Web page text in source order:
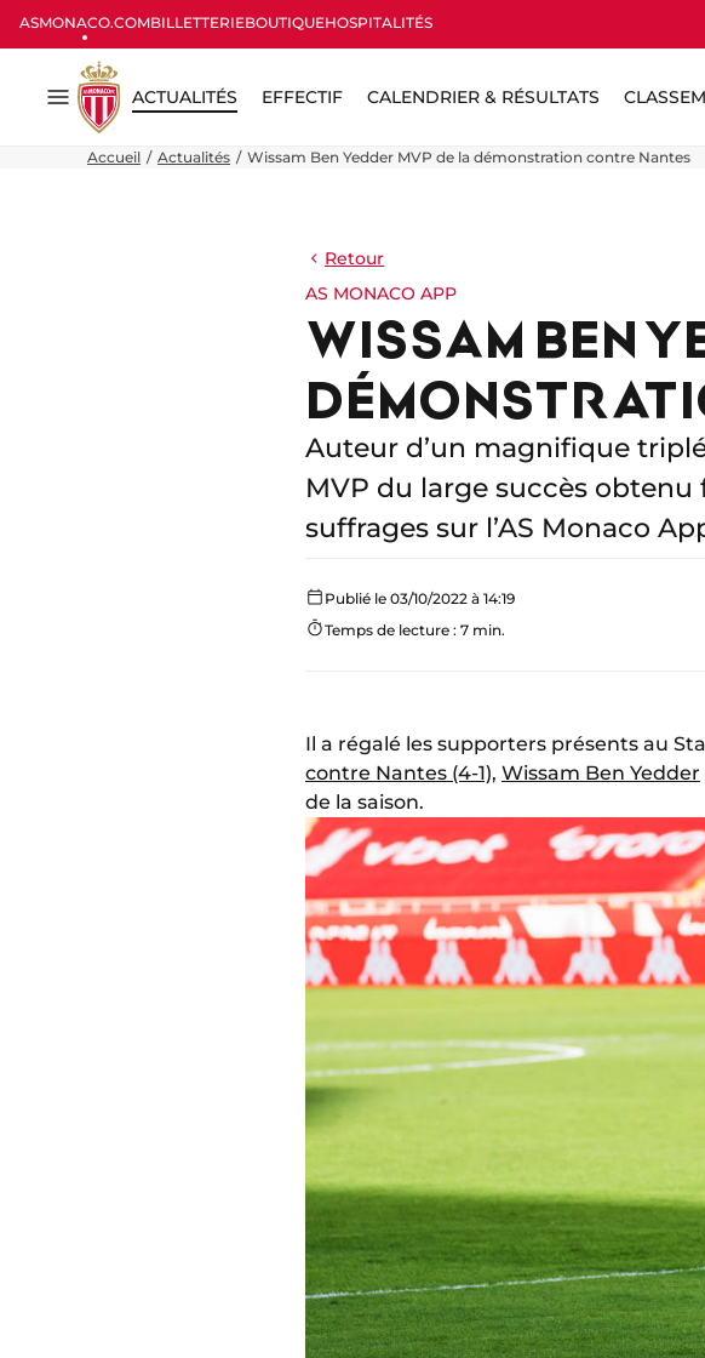
ASMONACO.COMBILLETTERIEBOUTIQUEHOSPITALITÉS
Menu
ACTUALITÉS EFFECTIF CALENDRIER & RÉSULTATS
Accueil Actualités Wissam Ben Yedder MVP de la démonstration contre Nantes
Retour
AS MONACO APP
WISSAM BEN
Auteur d’un magnifique
MVP du large succès obtenu
suffrages sur l’AS Monaco
Publié le 03/10/2022 à 14:19
Temps de lecture : 7 min.
Il a régalé les supporters présents au
contre Nantes (4-1), Wissam Ben Yedder
de la saison.